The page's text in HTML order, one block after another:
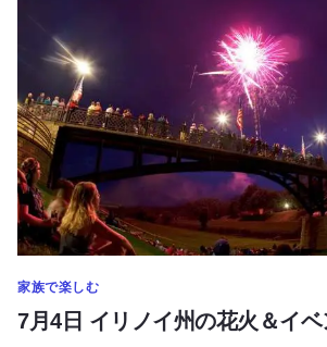
家族で楽しむ
7月4日 イリノイ州の花火＆イベ